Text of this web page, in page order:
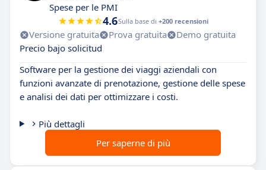
Spese per le PMI
4.6Sulla base di +200 recensioni
Versione gratuita Prova gratuita
Demo gratuita
Precio bajo solicitud
Software per la gestione dei viaggi aziendali con
funzioni avanzate di prenotazione, gestione delle spese
e analisi dei dati per ottimizzare i costi.
Più dettagli
Per saperne di più